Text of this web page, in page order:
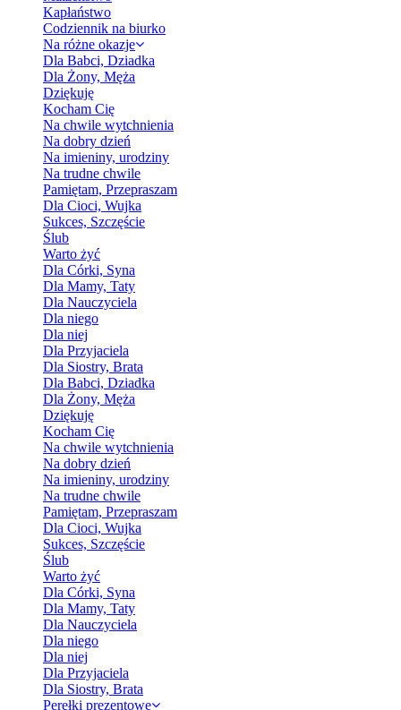
Kapłaństwo
Codziennik na biurko
Na różne okazje
Dla Babci, Dziadka
Dla Żony, Męża
Dziękuję
Kocham Cię
Na chwile wytchnienia
Na dobry dzień
Na imieniny, urodziny
Na trudne chwile
Pamiętam, Przepraszam
Dla Cioci, Wujka
Sukces, Szczęście
Ślub
Warto żyć
Dla Córki, Syna
Dla Mamy, Taty
Dla Nauczyciela
Dla niego
Dla niej
Dla Przyjaciela
Dla Siostry, Brata
Dla Babci, Dziadka
Dla Żony, Męża
Dziękuję
Kocham Cię
Na chwile wytchnienia
Na dobry dzień
Na imieniny, urodziny
Na trudne chwile
Pamiętam, Przepraszam
Dla Cioci, Wujka
Sukces, Szczęście
Ślub
Warto żyć
Dla Córki, Syna
Dla Mamy, Taty
Dla Nauczyciela
Dla niego
Dla niej
Dla Przyjaciela
Dla Siostry, Brata
Perełki prezentowe